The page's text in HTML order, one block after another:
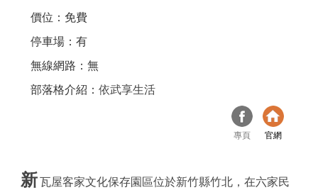
價位：免費
停車場：有
無線網路：無
部落格介紹： 依武享生活
專頁 官網
新瓦屋客家文化保存園區位於新竹縣竹北，在六家民